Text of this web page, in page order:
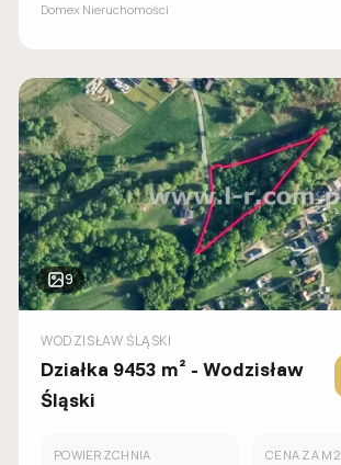
Domex Nieruchomości
9
WODZISŁAW ŚLĄSKI
Działka 9453 m² - Wodzisław
Śląski
POWIERZCHNIA CENA ZA M2